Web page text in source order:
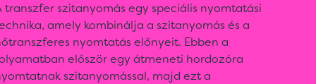
transzfer szitanyomás egy speciális nyomtatási
amely kombinálja a szitanyomás és a
nyomtatás előnyeit. Ebben a
először egy átmeneti hordozóra
szitanyomással, majd ezt a